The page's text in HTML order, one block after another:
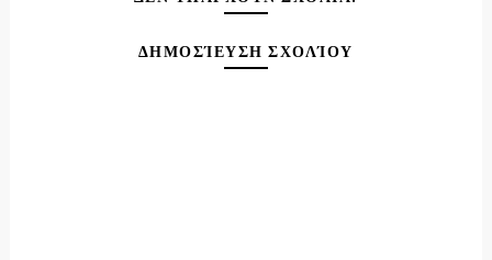
ΔΗΜΟΣΊΕΥΣΗ ΣΧΟΛΊΟΥ